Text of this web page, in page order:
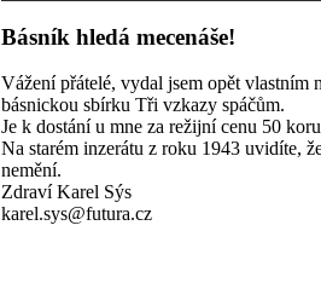
Básník hledá mecenáše!
Vážení přátelé, vydal jsem opět vlastním
básnickou sbírku Tři vzkazy spáčům.
Je k dostání u mne za režijní cenu 50
Na starém inzerátu z roku 1943 uvidíte,
nemění.
Zdraví Karel Sýs
karel.sys@futura.cz